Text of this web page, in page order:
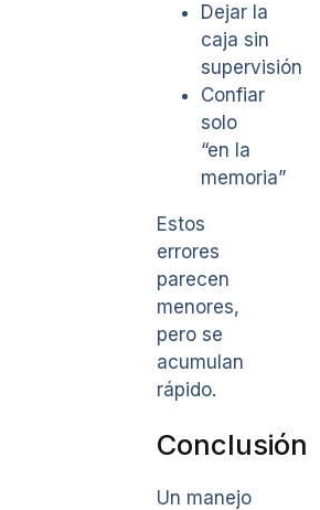
Dejar la
caja sin
supervisión
Confiar
solo
“en la
memoria”
Estos
errores
parecen
menores,
pero se
acumulan
rápido.
Conclusión
Un manejo